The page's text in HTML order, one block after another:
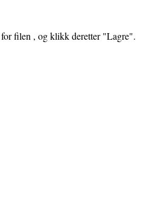
filen , og klikk deretter "Lagre".